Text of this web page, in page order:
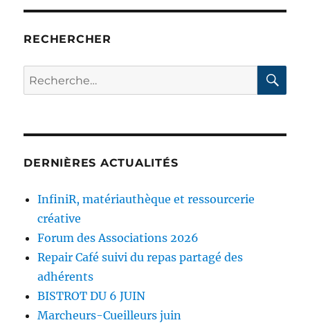
RECHERCHER
Recherche
pour :
DERNIÈRES ACTUALITÉS
InfiniR, matériauthèque et ressourcerie
créative
Forum des Associations 2026
Repair Café suivi du repas partagé des
adhérents
BISTROT DU 6 JUIN
Marcheurs-Cueilleurs juin